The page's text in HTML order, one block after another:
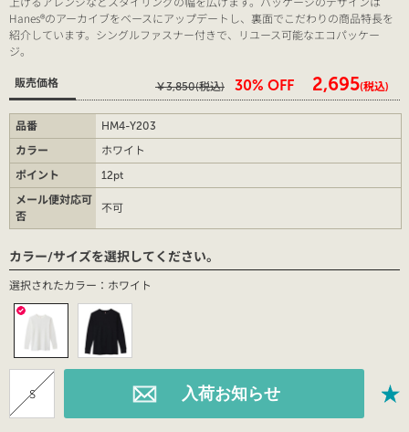
Hanes®のアーカイブをベースにアップデートし、裏面でこだわりの商品特長を
紹介しています。シングルファスナー付きで、リユース可能なエコパッケー
ジ。
販売価格 ￥3,850(税込) 30% OFF ￥2,695(税込)
品番
HM4-Y203
カラー
ホワイト
ポイント
12pt
メール便対応可
否
不可
カラー/サイズを選択してください。
選択されたカラー：ホワイト
S